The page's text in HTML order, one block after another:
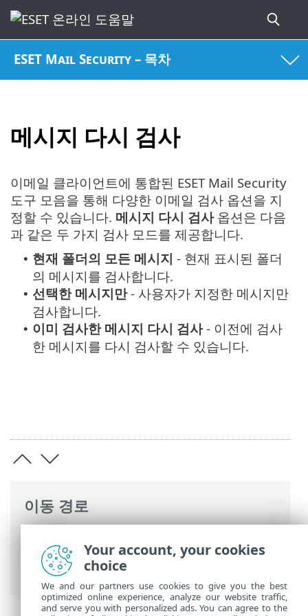
ESET Mail Security – 목차
메시지 다시 검사
이동 경로
고급 설정
>장치 보호>이메일 클라이언트
보호> 메시지 다시 검사
이메일 클라이언트에 통합된 ESET Mail Security
도구 모음을 통해 다양한 이메일 검사 옵션을 지
정할 수 있습니다. 메시지 다시 검사옵션은 다음
과 같은 두 가지 검사 모드를 제공합니다.
• 현재 폴더의 모든 메시지 - 현재 표시된 폴더
의 메시지를 검사합니다.
• 선택한 메시지만- 사용자가 지정한 메시지만
검사합니다.
• 이미 검사한 메시지 다시 검사- 이전에 검사
한 메시지를 다시 검사할 수 있습니다.
Your account, your cookies
choice
We and our partners use cookies to give you the best
optimized online experience, analyze our website traffic,
and serve you with personalized ads. You can agree to the